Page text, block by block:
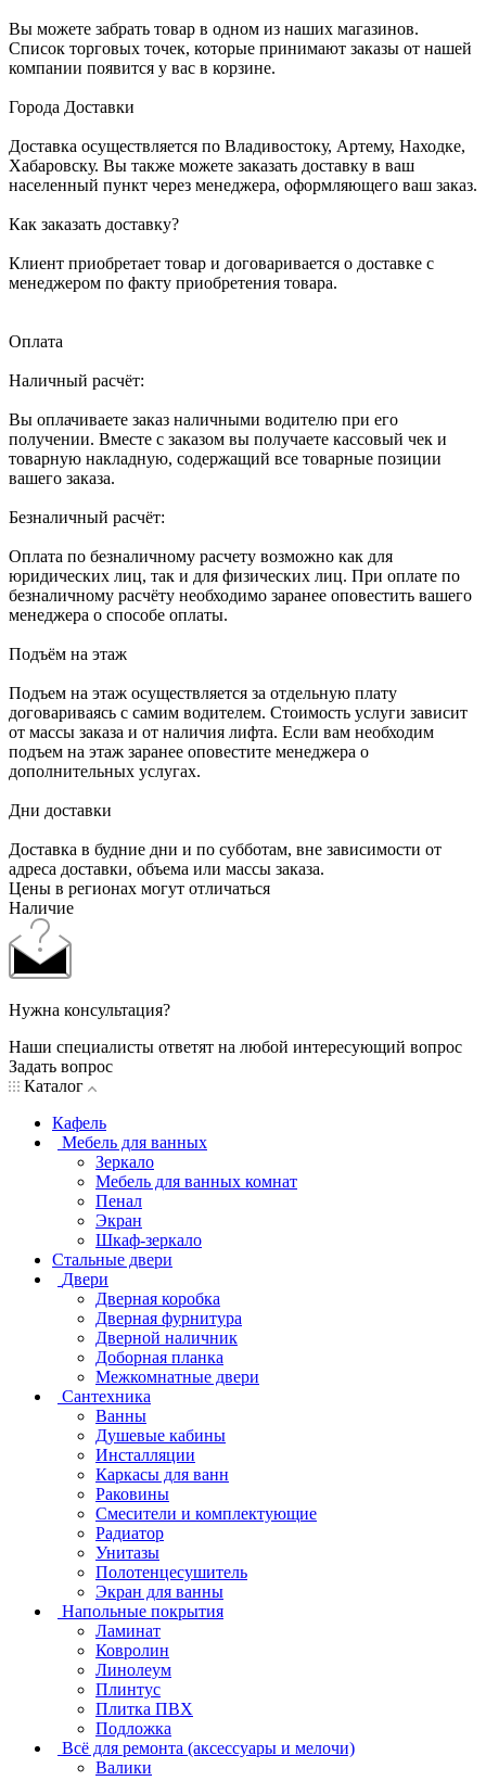
Вы можете забрать товар в одном из наших магазинов.
Список торговых точек, которые принимают заказы от нашей
компании появится у вас в корзине.
Города Доставки
Доставка осуществляется по Владивостоку, Артему, Находке,
Хабаровску. Вы также можете заказать доставку в ваш
населенный пункт через менеджера, оформляющего ваш заказ.
Как заказать доставку?
Клиент приобретает товар и договаривается о доставке с
менеджером по факту приобретения товара.
Оплата
Наличный расчёт:
Вы оплачиваете заказ наличными водителю при его
получении. Вместе с заказом вы получаете кассовый чек и
товарную накладную, содержащий все товарные позиции
вашего заказа.
Безналичный расчёт:
Оплата по безналичному расчету возможно как для
юридических лиц, так и для физических лиц. При оплате по
безналичному расчёту необходимо заранее оповестить вашего
менеджера о способе оплаты.
Подъём на этаж
Подъем на этаж осуществляется за отдельную плату
договариваясь с самим водителем. Стоимость услуги зависит
от массы заказа и от наличия лифта. Если вам необходим
подъем на этаж заранее оповестите менеджера о
дополнительных услугах.
Дни доставки
Доставка в будние дни и по субботам, вне зависимости от
адреса доставки, объема или массы заказа.
Цены в регионах могут отличаться
Наличие
Нужна консультация?
Наши специалисты ответят на любой интересующий вопрос
Задать вопрос
Каталог
Кафель
Мебель для ванных
Зеркало
Мебель для ванных комнат
Пенал
Экран
Шкаф-зеркало
Стальные двери
Двери
Дверная коробка
Дверная фурнитура
Дверной наличник
Доборная планка
Межкомнатные двери
Сантехника
Ванны
Душевые кабины
Инсталляции
Каркасы для ванн
Раковины
Смесители и комплектующие
Радиатор
Унитазы
Полотенцесушитель
Экран для ванны
Напольные покрытия
Ламинат
Ковролин
Линолеум
Плинтус
Плитка ПВХ
Подложка
Всё для ремонта (аксессуары и мелочи)
Валики